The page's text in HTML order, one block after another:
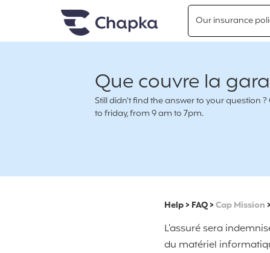
Chapka travel InsuranceOur insurance
Que couvre la
Still didn't find the answer to your question
to friday, from 9 am to 7pm.
Help> FAQ>Cap Mission >
L’assuré sera
du matériel